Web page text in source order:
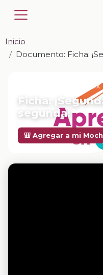
Inicio
Documento: Ficha:
📎 DOCUMENTO · DOCX
Ficha:
segunda!
🎒 Agregar a mi